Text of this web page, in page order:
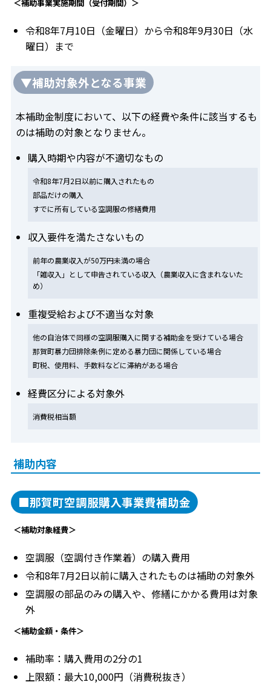
＜補助事業実施期間（受付期間）＞
令和8年7月10日（金曜日）から令和8年9月30日（水
曜日）まで
▼補助対象外となる事業
本補助金制度において、以下の経費や条件に該当するも
のは補助の対象となりません。
購入時期や内容が不適切なもの
令和8年7月2日以前に購入されたもの
部品だけの購入
すでに所有している空調服の修繕費用
収入要件を満たさないもの
前年の農業収入が50万円未満の場合
「雑収入」として申告されている収入（農業収入に含まれないた
め）
重複受給および不適当な対象
他の自治体で同様の空調服購入に関する補助金を受けている場合
那賀町暴力団排除条例に定める暴力団に関係している場合
町税、使用料、手数料などに滞納がある場合
経費区分による対象外
消費税相当額
補助内容
■那賀町空調服購入事業費補助金
＜補助対象経費＞
空調服（空調付き作業着）の購入費用
令和8年7月2日以前に購入されたものは補助の対象外
空調服の部品のみの購入や、修繕にかかる費用は対象
外
＜補助金額・条件＞
補助率：購入費用の2分の1
上限額：最大10,000円（消費税抜き）